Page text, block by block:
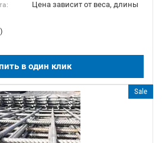
Цена зависит от веса, длины
в один клик
Sale